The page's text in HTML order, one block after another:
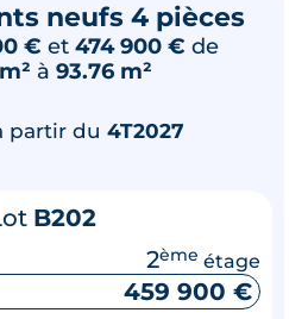
neufs 4 pièces
€ et 474 900 € de
à 93.76 m²
partir du 4T2027
B202
2ème étage
459 900 €